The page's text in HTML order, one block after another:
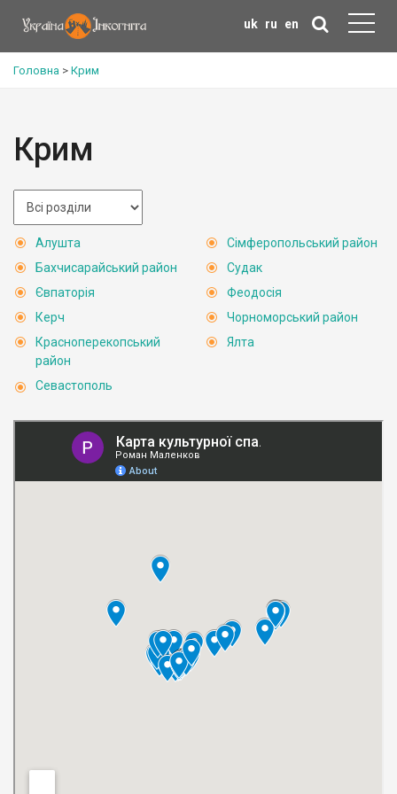
uk ru en
Головна > Крим
Крим
Алушта
Бахчисарайський район
Євпаторія
Керч
Красноперекопський
район
Севастополь
Сімферопольський район
Судак
Феодосія
Чорноморський район
Ялта